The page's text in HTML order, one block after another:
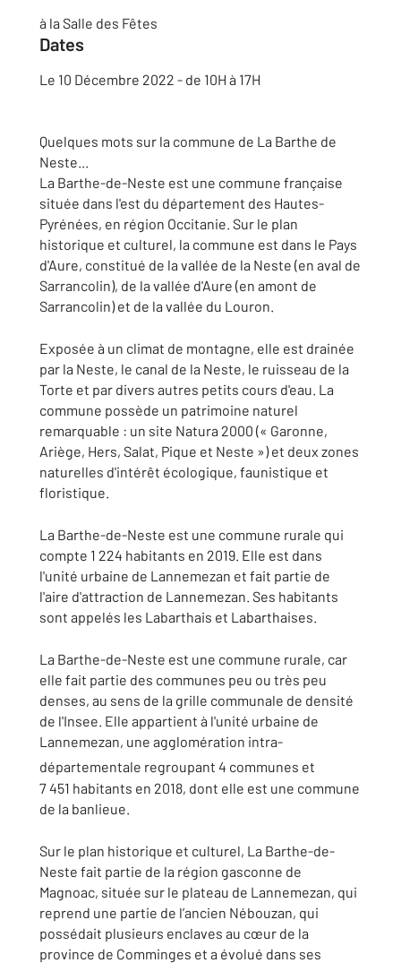
à la Salle des Fêtes
Dates
Le 10 Décembre 2022 - de 10H à 17H
Quelques mots sur la commune de La Barthe de
Neste...
La Barthe-de-Neste est une commune française
située dans l'est du département des Hautes-
Pyrénées, en région Occitanie. Sur le plan
historique et culturel, la commune est dans le Pays
d'Aure, constitué de la vallée de la Neste (en aval de
Sarrancolin), de la vallée d'Aure (en amont de
Sarrancolin) et de la vallée du Louron.
Exposée à un climat de montagne, elle est drainée
par la Neste, le canal de la Neste, le ruisseau de la
Torte et par divers autres petits cours d'eau. La
commune possède un patrimoine naturel
remarquable : un site Natura 2000 (« Garonne,
Ariège, Hers, Salat, Pique et Neste ») et deux zones
naturelles d'intérêt écologique, faunistique et
floristique.
La Barthe-de-Neste est une commune rurale qui
compte 1 224 habitants en 2019. Elle est dans
l'unité urbaine de Lannemezan et fait partie de
l'aire d'attraction de Lannemezan. Ses habitants
sont appelés les Labarthais et Labarthaises.
La Barthe-de-Neste est une commune rurale, car
elle fait partie des communes peu ou très peu
denses, au sens de la grille communale de densité
de l'Insee. Elle appartient à l'unité urbaine de
Lannemezan, une agglomération intra-
départementale regroupant 4 communes et
7 451 habitants en 2018, dont elle est une commune
de la banlieue.
Sur le plan historique et culturel, La Barthe-de-
Neste fait partie de la région gasconne de
Magnoac, située sur le plateau de Lannemezan, qui
reprend une partie de l’ancien Nébouzan, qui
possédait plusieurs enclaves au cœur de la
province de Comminges et a évolué dans ses